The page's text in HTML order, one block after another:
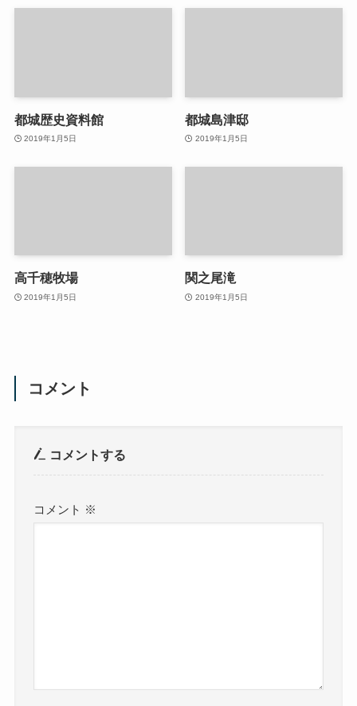
都城歴史資料館
2019年1月5日
都城島津邸
2019年1月5日
高千穂牧場
2019年1月5日
関之尾滝
2019年1月5日
コメント
コメントする
コメント ※